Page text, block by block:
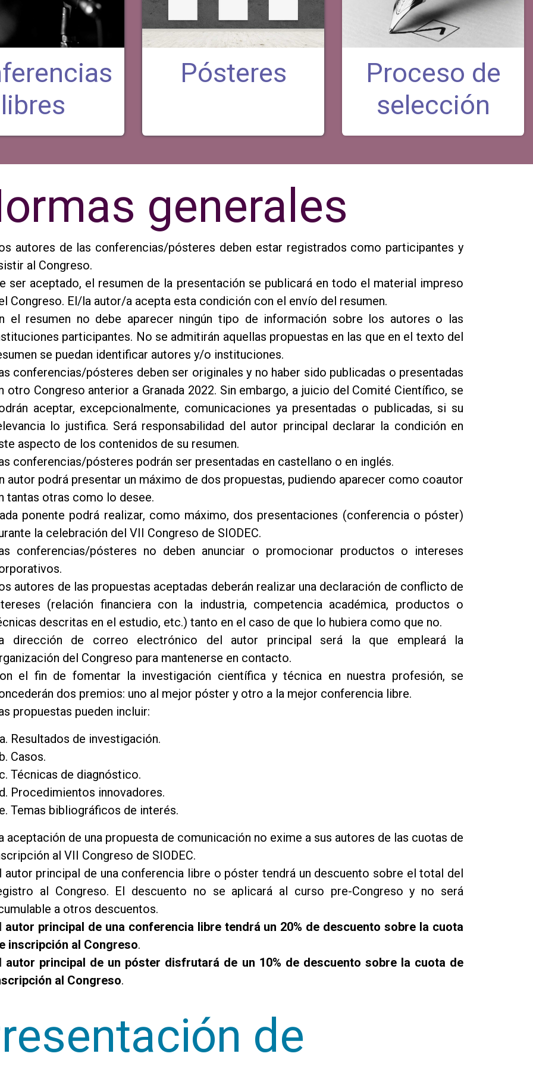
libres
Pósteres
Proceso de
selección
generales
autores de las conferencias/pósteres deben estar registrados como participantes y
al Congreso.
ser aceptado, el resumen de la presentación se publicará en todo el material impreso
Congreso. El/la autor/a acepta esta condición con el envío del resumen.
el resumen no debe aparecer ningún tipo de información sobre los autores o las
participantes. No se admitirán aquellas propuestas en las que en el texto del
se puedan identificar autores y/o instituciones.
conferencias/pósteres deben ser originales y no haber sido publicadas o presentadas
otro Congreso anterior a Granada 2022. Sin embargo, a juicio del Comité Científico, se
aceptar, excepcionalmente, comunicaciones ya presentadas o publicadas, si su
lo justifica. Será responsabilidad del autor principal declarar la condición en
aspecto de los contenidos de su resumen.
conferencias/pósteres podrán ser presentadas en castellano o en inglés.
autor podrá presentar un máximo de dos propuestas, pudiendo aparecer como coautor
tantas otras como lo desee.
ponente podrá realizar, como máximo, dos presentaciones (conferencia o póster)
la celebración del VII Congreso de SIODEC.
conferencias/pósteres no deben anunciar o promocionar productos o intereses
autores de las propuestas aceptadas deberán realizar una declaración de conflicto de
(relación financiera con la industria, competencia académica, productos o
descritas en el estudio, etc.) tanto en el caso de que lo hubiera como que no.
dirección de correo electrónico del autor principal será la que empleará la
del Congreso para mantenerse en contacto.
el fin de fomentar la investigación científica y técnica en nuestra profesión, se
dos premios: uno al mejor póster y otro a la mejor conferencia libre.
propuestas pueden incluir:
Resultados de investigación.
Casos.
Técnicas de diagnóstico.
Procedimientos innovadores.
Temas bibliográficos de interés.
aceptación de una propuesta de comunicación no exime a sus autores de las cuotas de
al VII Congreso de SIODEC.
autor principal de una conferencia libre o póster tendrá un descuento sobre el total del
al Congreso. El descuento no se aplicará al curso pre-Congreso y no será
a otros descuentos.
autor principal de una conferencia libre tendrá un 20% de descuento sobre la cuota
inscripción al Congreso.
autor principal de un póster disfrutará de un 10% de descuento sobre la cuota de
al Congreso.
de